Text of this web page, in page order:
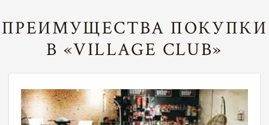
ПРЕИМУЩЕСТВА ПОКУПКИ
В «VILLAGE CLUB»